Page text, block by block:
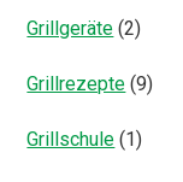
Grillgeräte (2)
Grillrezepte (9)
Grillschule (1)